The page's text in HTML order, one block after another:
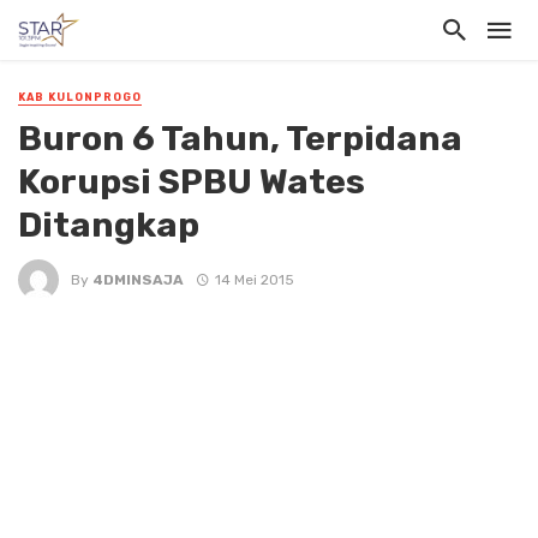
KAB KULONPROGO
Buron 6 Tahun, Terpidana
Korupsi SPBU Wates
Ditangkap
By 4DMINSAJA 14 Mei 2015